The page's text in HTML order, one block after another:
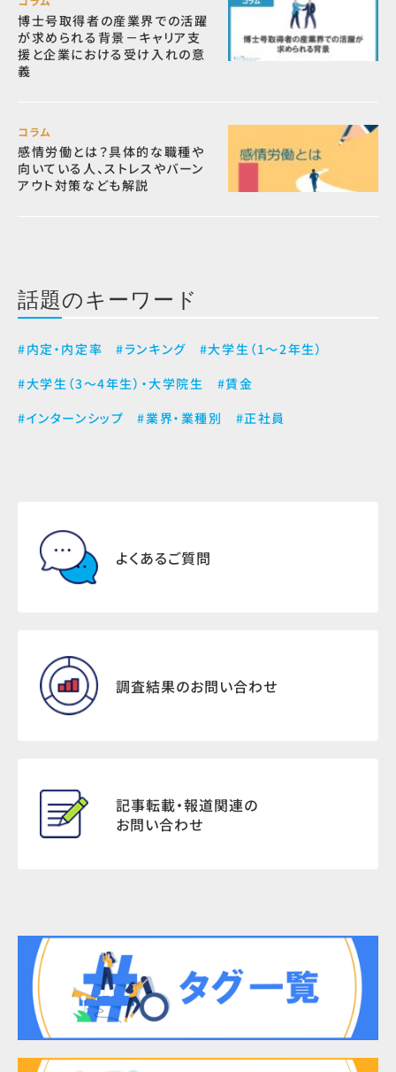
博士号取得者の産業界での活躍
が求められる背景－キャリア支
援と企業における受け入れの意
義
コラム
感情労働とは？具体的な職種や
向いている人、ストレスやバーン
アウト対策なども解説
話題のキーワード
#内定・内定率 #ランキング
#大学生（1～2年生）
#大学生（3～4年生）・大学院生
#賃金
#インターンシップ
#業界・業種別 #正社員
よくあるご質問
調査結果のお問い合わせ
記事転載・報道関連の
お問い合わせ